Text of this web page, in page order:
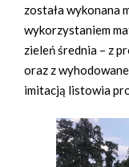
została wykonana
wykorzystaniem
zieleń średnia – z
oraz z
imitacją listowia